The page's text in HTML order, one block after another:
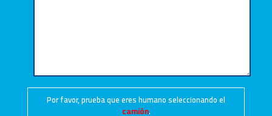
Por favor, prueba que eres humano seleccionando el
camión.